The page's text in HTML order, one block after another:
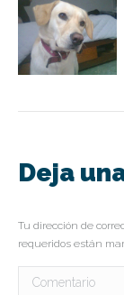
Deja
Tu dirección de
requeridos están
Comentario